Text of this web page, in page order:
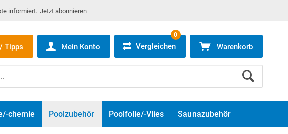
informiert. Jetzt abonnieren
Tipps Mein Konto Vergleichen
0
Warenkorb
chemie Poolzubehör Poolfolie/-Vlies Saunazubehör